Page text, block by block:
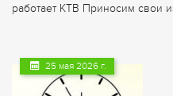
работает КТВ Приносим свои
25 мая 2026 г.